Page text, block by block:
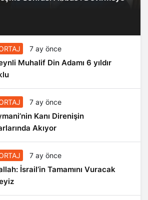
7 ay önce
Muhalif Din Adamı 6 yıldır
7 ay önce
Kanı Direnişin
Akıyor
7 ay önce
İsrail’in Tamamını Vuracak